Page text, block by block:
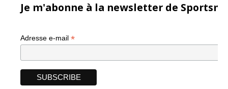
Je m'abonne à la newsletter de
Adresse e-mail *